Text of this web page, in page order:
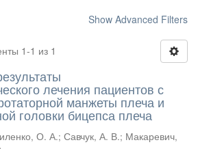
Show Advanced Filters
1-1 из 1
лечения пациентов с
манжеты плеча и
головки бицепса плеча
О. А.; Савчук, А. В.; Макаревич,